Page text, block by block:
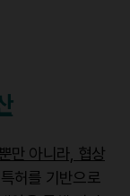
만 아니라, 협상
허를 기반으로